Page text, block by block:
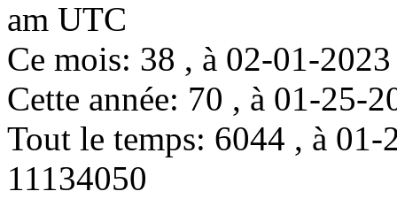
am UTC
Ce mois: 38 , à 02-01-
Cette année: 70 , à 01-25-
Tout le temps: 6044 , à
11134050